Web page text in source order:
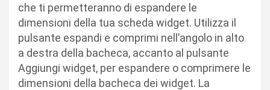
che ti permetteranno di espandere le
dimensioni della tua scheda widget. Utilizza il
pulsante espandi e comprimi nell’angolo in alto
a destra della bacheca, accanto al pulsante
Aggiungi widget, per espandere o comprimere le
dimensioni della bacheca dei widget. La